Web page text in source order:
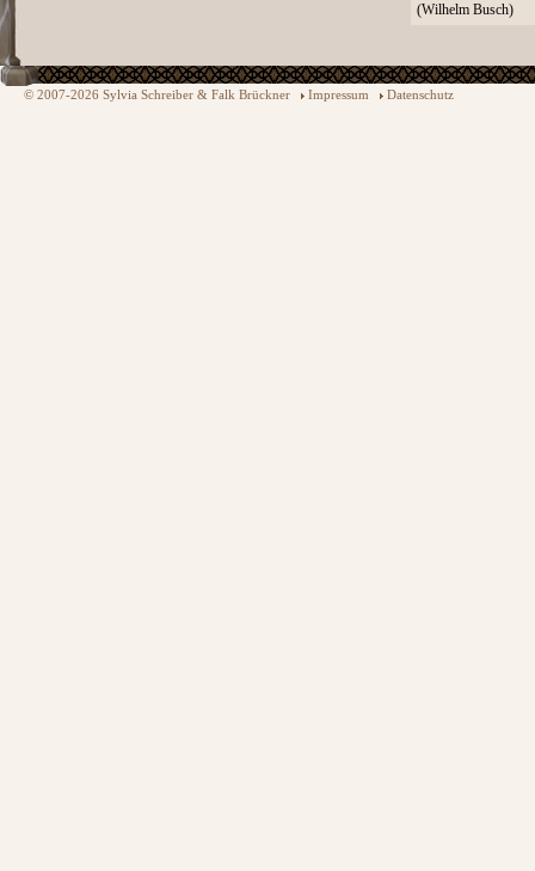
(Wilhelm Busch)
© 2007-2026 Sylvia Schreiber & Falk Brückner Impressum Datenschutz